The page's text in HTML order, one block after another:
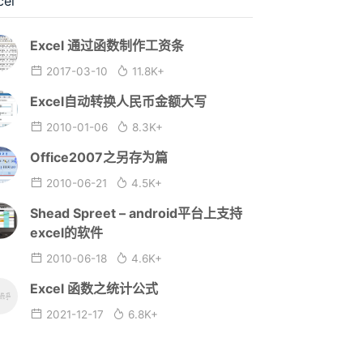
Excel 通过函数制作工资条
2017-03-10 11.8K+
Excel自动转换人民币金额大写
2010-01-06 8.3K+
Office2007之另存为篇
2010-06-21 4.5K+
Shead Spreet – android平台上支持
excel的软件
2010-06-18 4.6K+
Excel 函数之统计公式
2021-12-17 6.8K+